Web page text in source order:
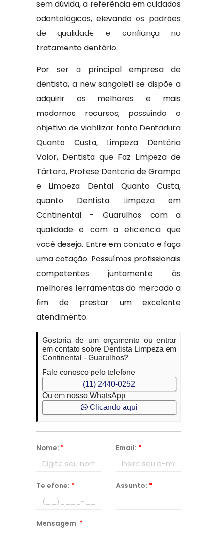
sem dúvida, a referência em cuidados
odontológicos, elevando os padrões
de qualidade e confiança no
tratamento dentário.
Por ser a principal empresa de
dentista, a new sangoleti se dispõe a
adquirir os melhores e mais
modernos recursos; possuindo o
objetivo de viabilizar tanto Dentadura
Quanto Custa, Limpeza Dentária
Valor, Dentista que Faz Limpeza de
Tártaro, Protese Dentaria de Grampo
e Limpeza Dental Quanto Custa,
quanto Dentista Limpeza em
Continental - Guarulhos com a
qualidade e com a eficiência que
você deseja. Entre em contato e faça
uma cotação. Possuímos profissionais
competentes juntamente às
melhores ferramentas do mercado a
fim de prestar um excelente
atendimento.
Gostaria de um orçamento ou entrar
em contato sobre Dentista Limpeza em
Continental - Guarulhos?
Fale conosco pelo telefone
(11) 2440-0252
Ou em nosso WhatsApp
Clicando aqui
Nome: * Email: *
Telefone: * Assunto: *
Mensagem: *